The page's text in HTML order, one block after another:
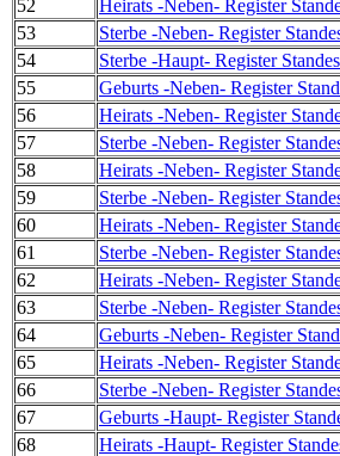
52
Heirats -Neben- Register
53
Sterbe -Neben- Register
54
Sterbe -Haupt- Register
55
Geburts -Neben- Register
56
Heirats -Neben- Register
57
Sterbe -Neben- Register
58
Heirats -Neben- Register
59
Sterbe -Neben- Register
60
Heirats -Neben- Register
61
Sterbe -Neben- Register
62
Heirats -Neben- Register
63
Sterbe -Neben- Register
64
Geburts -Neben- Register
65
Heirats -Neben- Register
66
Sterbe -Neben- Register
67
Geburts -Haupt- Register
68
Heirats -Haupt- Register